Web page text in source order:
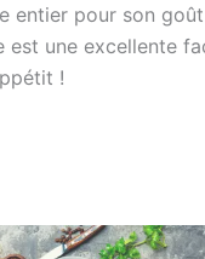
entier pour son
est une excellente
!